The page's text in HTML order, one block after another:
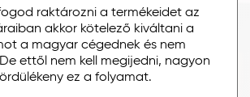
raktározni a termékeidet az
akkor kötelező kiváltani a
a magyar cégednek és nem
ettől nem kell megijedni, nagyon
ez a folyamat.